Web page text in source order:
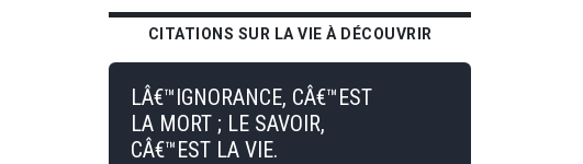
CITATIONS SUR LA VIE À DÉCOUVRIR
LÂ€™IGNORANCE, CÂ€™EST
LA MORT ; LE SAVOIR,
CÂ€™EST LA VIE.